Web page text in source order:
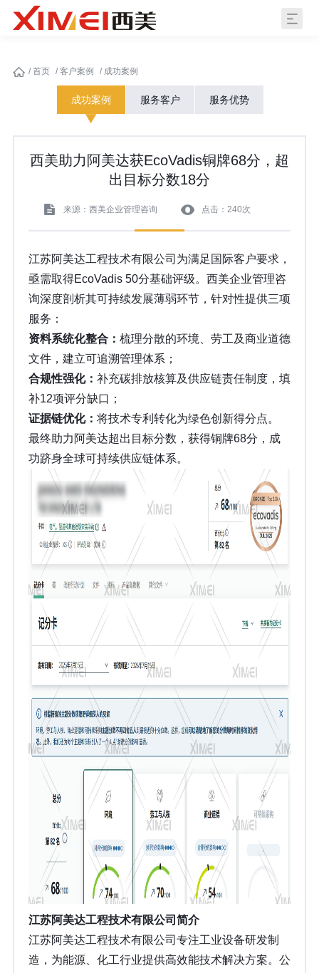
/首页 /客户案例 / 成功案例
成功案例 服务客户 服务优势
西美助力阿美达获EcoVadis铜牌68分，超
出目标分数18分
来源：西美企业管理咨询 点击：240次
江苏阿美达工程技术有限公司为满足国际客户要求，
亟需取得EcoVadis 50分基础评级。西美企业管理咨
询深度剖析其可持续发展薄弱环节，针对性提供三项
服务：
资料系统化整合： 梳理分散的环境、劳工及商业道德
文件，建立可追溯管理体系；
合规性强化： 补充碳排放核算及供应链责任制度，填
补12项评分缺口；
证据链优化： 将技术专利转化为绿色创新得分点。
最终助力阿美达超出目标分数，获得铜牌68分，成
功跻身全球可持续供应链体系。
江苏阿美达工程技术有限公司简介
江苏阿美达工程技术有限公司专注工业设备研发制
造，为能源、化工行业提供高效能技术解决方案。公